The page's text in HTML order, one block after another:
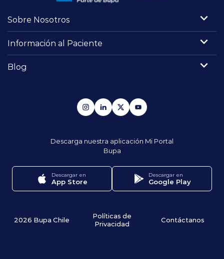
Sobre Nosotros
Información al Paciente
Blog
Descarga nuestra aplicación Mi Portal
Bupa
Descargar en
App Store
Descargar en
Google Play
2026 Bupa Chile
Políticas de
Privacidad
Contáctanos